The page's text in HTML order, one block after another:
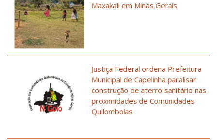
Maxakali em Minas Gerais
Justiça Federal ordena Prefeitura
Municipal de Capelinha paralisar
construção de aterro sanitário nas
proximidades de Comunidades
Quilombolas